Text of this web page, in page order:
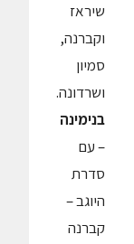
שיראז
וקברנה,
סמיון
ושרדונה.
בנימינה
– עם
סדרת
היוגב –
קברנה